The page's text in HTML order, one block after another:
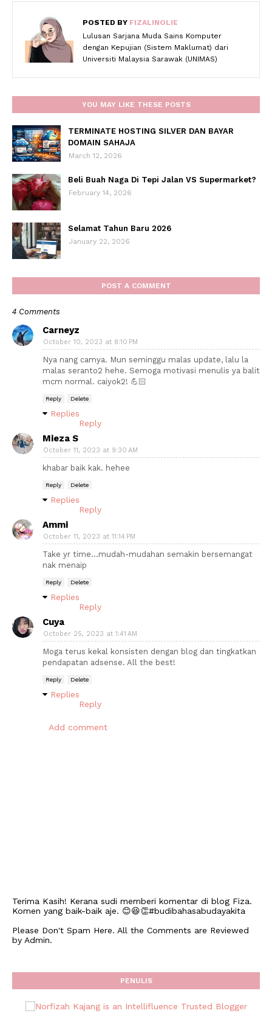
POSTED BY FIZALINOLIE
Lulusan Sarjana Muda Sains Komputer
dengan Kepujian (Sistem Maklumat) dari
Universiti Malaysia Sarawak (UNIMAS)
YOU MAY LIKE THESE POSTS
TERMINATE HOSTING SILVER DAN BAYAR
DOMAIN SAHAJA
March 12, 2026
Beli Buah Naga Di Tepi Jalan VS Supermarket?
February 14, 2026
Selamat Tahun Baru 2026
January 22, 2026
POST A COMMENT
4 Comments
Carneyz
October 10, 2023 at 8:10 PM
Nya nang camya. Mun seminggu malas update, lalu la
malas seranto2 hehe. Semoga motivasi menulis ya balit
mcm normal. caiyok2! 💪🏻
Reply Delete
Replies
Reply
Mieza S
October 11, 2023 at 9:30 AM
khabar baik kak. hehee
Reply Delete
Replies
Reply
Ammi
October 11, 2023 at 11:14 PM
Take yr time…mudah-mudahan semakin bersemangat
nak menaip
Reply Delete
Replies
Reply
Cuya
October 25, 2023 at 1:41 AM
Moga terus kekal konsisten dengan blog dan tingkatkan
pendapatan adsense. All the best!
Reply Delete
Replies
Reply
Add comment
Terima Kasih! Kerana sudi memberi komentar di blog Fiza.
Komen yang baik-baik aje. 😊😆👏#budibahasabudayakita
Please Don't Spam Here. All the Comments are Reviewed
by Admin.
PENULIS